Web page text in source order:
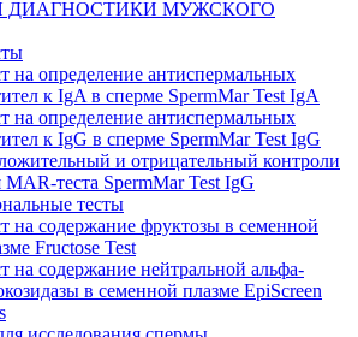
ДИАГНОСТИКИ МУЖСКОГО
на определение антиспермальных
к IgA в сперме SpermMar Test IgA
на определение антиспермальных
к IgG в сперме SpermMar Test IgG
и отрицательный контроли
MAR-теста SpermMar Test IgG
тесты
на содержание фруктозы в семенной
Fructose Test
на содержание нейтральной альфа-
в семенной плазме EpiScreen